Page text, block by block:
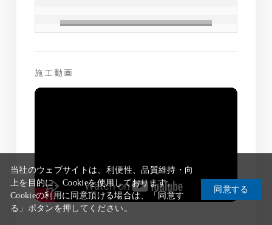
施工動画
当社のウェブサイトは、利便性、品質維持・向
上を目的に、Cookieを使用しております。
Cookieの利用に同意頂ける場合は、「同意す
る」ボタンを押してください。
同意する